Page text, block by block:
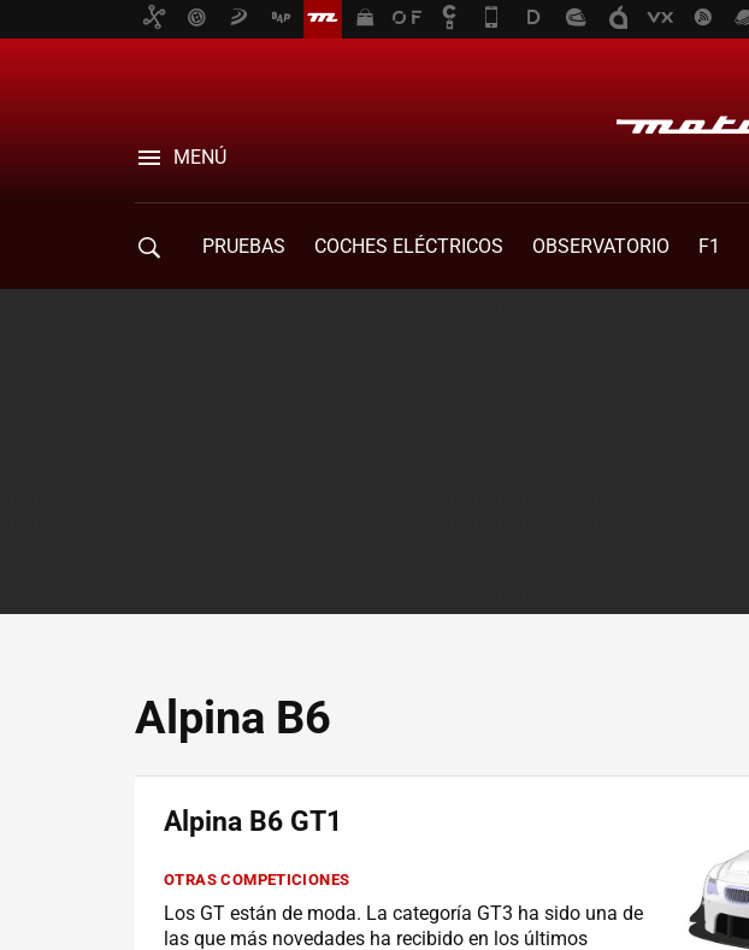
MENÚ
PRUEBAS COCHES ELÉCTRICOS OBSERVATORIO F1
Alpina B6
Alpina B6 GT1
OTRAS COMPETICIONES
Los GT están de moda. La categoría GT3 ha sido una de
las que más novedades ha recibido en los últimos